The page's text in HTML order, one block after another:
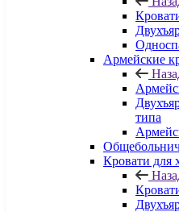
Армейские
типа
Кровати для